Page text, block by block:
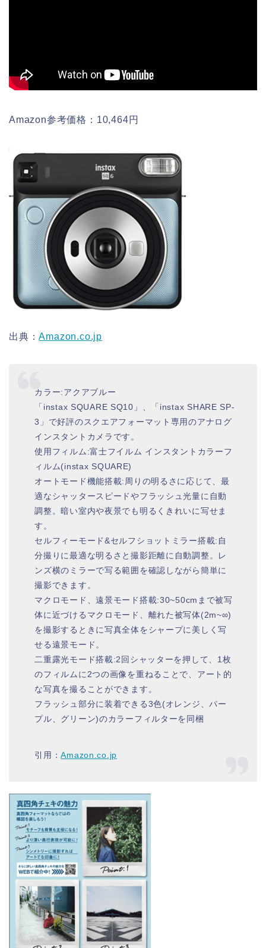
Amazon参考価格：10,464円
出典：Amazon.co.jp
カラー:アクアブルー
「instax SQUARE SQ10」、「instax SHARE SP-
3」で好評のスクエアフォーマット専用のアナログ
インスタントカメラです。
使用フィルム:富士フイルム インスタントカラーフ
ィルム(instax SQUARE)
オートモード機能搭載:周りの明るさに応じて、最
適なシャッタースピードやフラッシュ光量に自動
調整。暗い室内や夜景でも明るくきれいに写せま
す。
セルフィーモード&セルフショットミラー搭載:自
分撮りに最適な明るさと撮影距離に自動調整。レ
ンズ横のミラーで写る範囲を確認しながら簡単に
撮影できます。
マクロモード、遠景モード搭載:30~50cmまで被写
体に近づけるマクロモード、離れた被写体(2m~∞)
を撮影するときに写真全体をシャープに美しく写
せる遠景モード。
二重露光モード搭載:2回シャッターを押して、1枚
のフィルムに2つの画像を重ねることで、アート的
な写真を撮ることができます。
フラッシュ部分に装着できる3色(オレンジ、パー
プル、グリーン)のカラーフィルターを同梱
引用：Amazon.co.jp